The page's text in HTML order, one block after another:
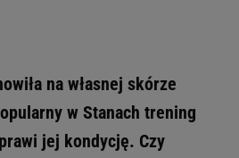
na własnej skórze
w Stanach trening
jej kondycję. Czy